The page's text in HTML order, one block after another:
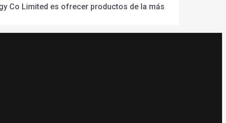
Co Limited es ofrecer productos de la más